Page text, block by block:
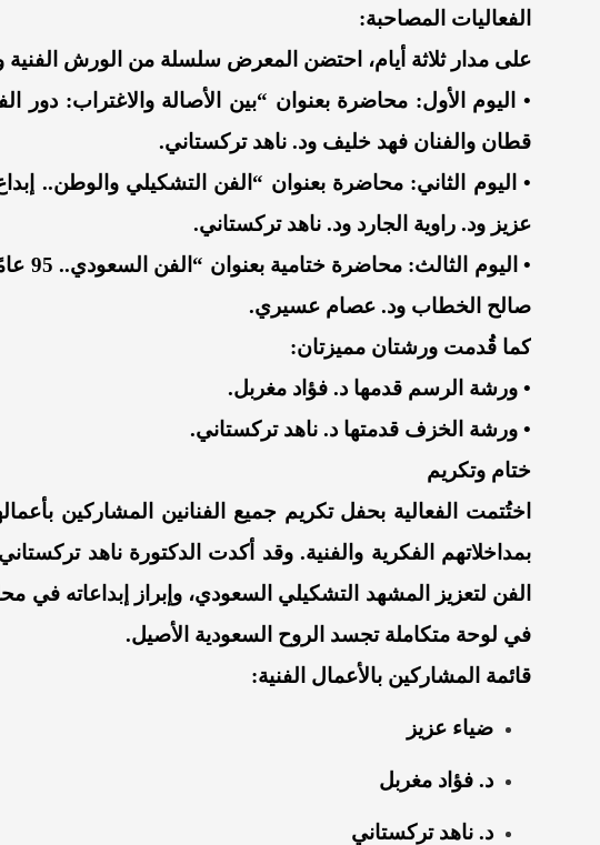
الفعاليات المصاحبة:
على مدار ثلاثة أيام، احتضن المعرض سلسلة من الورش الفنية
• اليوم الأول: محاضرة بعنوان “بين الأصالة والاغتراب: دور
قطان والفنان فهد خليف ود. ناهد تركستاني.
• اليوم الثاني: محاضرة بعنوان “الفن التشكيلي والوطن..
عزيز ود. راوية الجارد ود. ناهد تركستاني.
•
صالح الخطاب ود. عصام عسيري.
كما قُدمت ورشتان مميزتان:
• ورشة الرسم قدمها د. فؤاد مغربل.
• ورشة الخزف قدمتها د. ناهد تركستاني.
ختام وتكريم
اختُتمت الفعالية بحفل تكريم جميع الفنانين المشاركين
بمداخلاتهم الفكرية والفنية. وقد أكدت الدكتورة ناهد
الفن لتعزيز المشهد التشكيلي السعودي، وإبراز إبداعاته في
في لوحة متكاملة تجسد الروح السعودية الأصيل.
قائمة المشاركين بالأعمال الفنية:
ضياء عزيز
د. فؤاد مغربل
د. ناهد تركستاني